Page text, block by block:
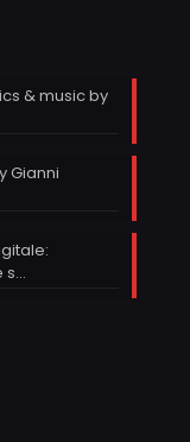
& music by
Gianni
s…